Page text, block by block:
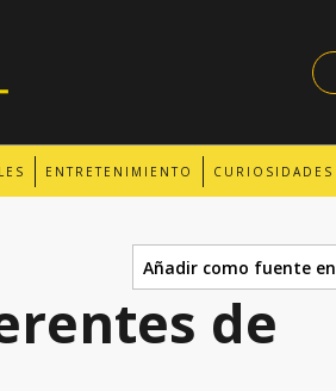
ENTRETENIMIENTO CURIOSIDADES
Añadir como fuente en
de